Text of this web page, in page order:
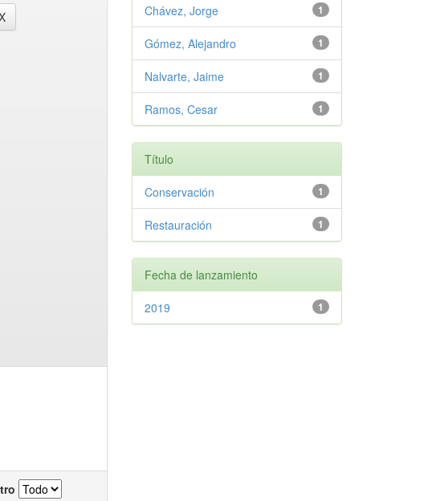
1
Chávez, Jorge
1
Gómez, Alejandro
1
Nalvarte, Jaime
1
Ramos, Cesar
Título
1
Conservación
1
Restauración
Fecha de lanzamiento
1
2019